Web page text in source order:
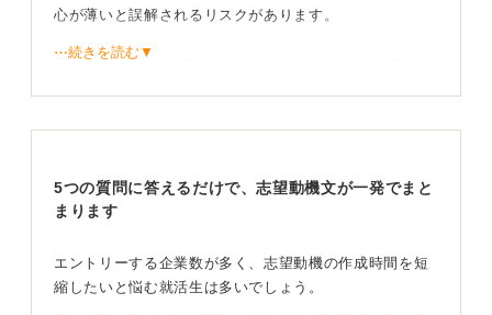
心が薄いと誤解されるリスクがあります。
4つのポイントを押さえてポジティブな印象の残る志
①ワークライフバランスの重視を強調する
が大切です。これにより、時間管理に対する意識の高さ
⋯続きを読む▼
5つの質問に答えるだけで、志望動機文が一発でまと
まります
エントリーする企業数が多く、志望動機の作成時間を短
縮したいと悩む就活生は多いでしょう。